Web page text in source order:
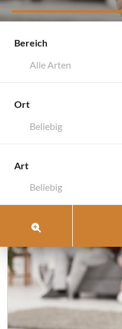
Bereich
Alle Arten
Ort
Beliebig
Art
Beliebig
Schlagwort: